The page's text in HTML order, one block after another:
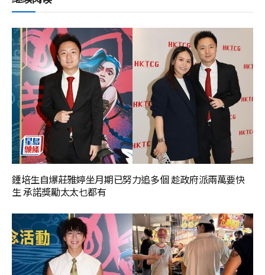
鍾培生自爆莊雅婷坐月期已努力追多個 趁政府派兩萬要快
生 承諾獎勵太太乜都有